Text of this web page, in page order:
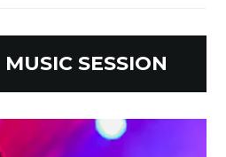
MUSIC SESSION